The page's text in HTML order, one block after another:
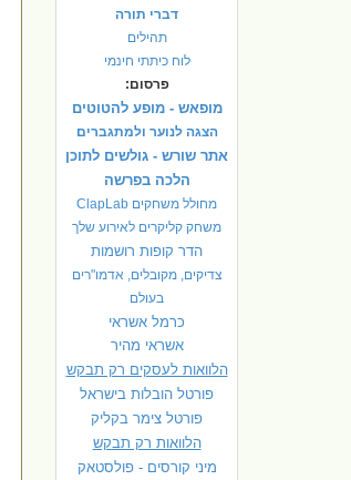
דברי תורה
תהילים
לוח כיתתי חינמי
פרסום:
מופאש - מופע להטוטים
הצגה לנוער ולמתגברים
אתר שורש - גולשים לתוכן
הלכה בפרשה
מחולל משחקים ClapLab
משחק קליקרים לאירוע שלך
הדר קופות רושמות
צדיקים, מקובלים, אדמו"רים
בעולם
כרמל אשראי
אשראי מהיר
הלוואות לעסקים רק תבקש
פורטל הובלות בישראל
פורטל צימר בקליק
הלוואות רק תבקש
מיני קורסים - פולסטאק